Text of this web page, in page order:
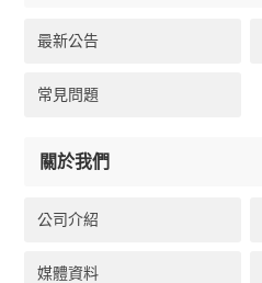
最新公告
常見問題
關於我們
公司介紹
媒體資料